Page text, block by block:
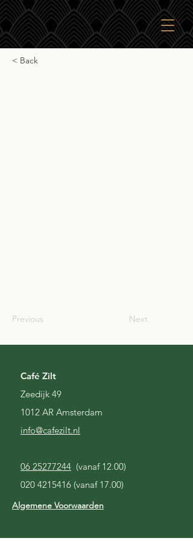
< Back
Previous Next
Café Zilt
Zeedijk 49
1012 AR Amsterdam
info@cafezilt.nl
06 25277244 (vanaf 12.00)
020 4215416 (vanaf 17.00)
Algemene Voorwaarden